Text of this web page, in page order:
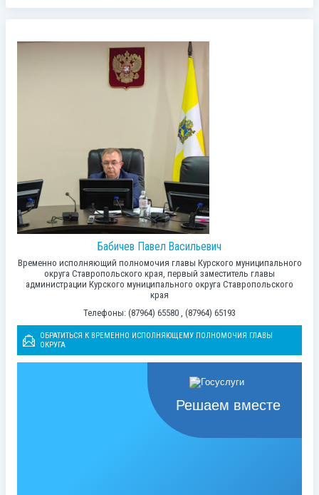
Бабичев Павел Васильевич
Временно исполняющий полномочия главы Курского муниципального
округа Ставропольского края, первый заместитель главы
администрации Курского муниципального округа Ставропольского
края
Телефоны: (87964) 65580 , (87964) 65193
ОБРАТИТЬСЯ К ВРЕМЕННО ИСПОЛНЯЮЩЕМУ ПОЛНОМОЧИЯ ГЛАВЫ
ОКРУГА
Решаем вместе